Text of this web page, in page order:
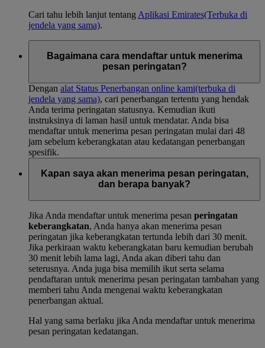
Cari tahu lebih lanjut tentang Aplikasi Emirates(Terbuka di
jendela yang sama).
Bagaimana cara mendaftar untuk menerima
pesan peringatan?
Dengan alat Status Penerbangan online kami(terbuka di
jendela yang sama), cari penerbangan tertentu yang hendak
Anda terima peringatan statusnya. Kemudian ikuti
instruksinya di laman hasil untuk mendatar. Anda bisa
mendaftar untuk menerima pesan peringatan mulai dari 48
jam sebelum keberangkatan atau kedatangan penerbangan
spesifik.
Kapan saya akan menerima pesan peringatan,
dan berapa banyak?
Jika Anda mendaftar untuk menerima pesan peringatan
keberangkatan, Anda hanya akan menerima pesan
peringatan jika keberangkatan tertunda lebih dari 30 menit.
Jika perkiraan waktu keberangkatan baru kemudian berubah
30 menit lebih lama lagi, Anda akan diberi tahu dan
seterusnya. Anda juga bisa memilih ikut serta selama
pendaftaran untuk menerima pesan peringatan tambahan yang
memberi tahu Anda mengenai waktu keberangkatan
penerbangan aktual.
Hal yang sama berlaku jika Anda mendaftar untuk menerima
pesan peringatan kedatangan.